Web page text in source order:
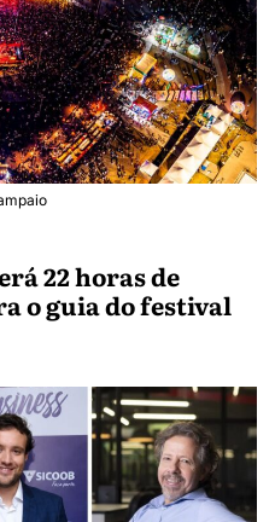
22 horas de
o guia do festival